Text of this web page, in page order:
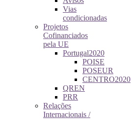
Vias
condicionadas
Projetos
Cofinanciados
pela UE
Portugal2020
POISE
POSEUR
CENTRO2020
QREN
PRR
Relações
Internacionais /